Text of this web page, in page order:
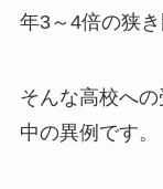
年3～4倍の狭き
そんな高校へ
中の異例です。